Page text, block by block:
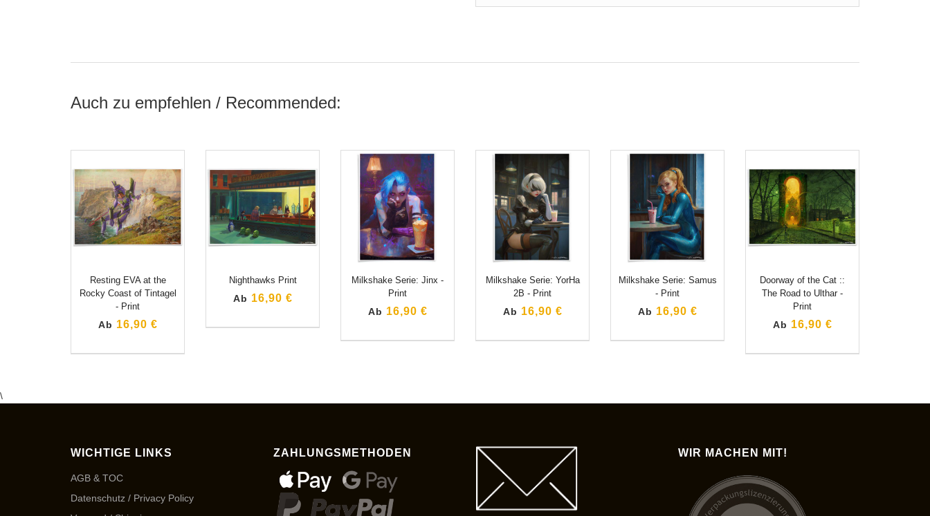
Auch zu empfehlen / Recommended:
Resting EVA at the
Rocky Coast of Tintagel
- Print
Ab 16,90 €
Nighthawks Print
Ab 16,90 €
Milkshake Serie: Jinx -
Print
Ab 16,90 €
Milkshake Serie: YorHa
2B - Print
Ab 16,90 €
Milkshake Serie: Samus
- Print
Ab 16,90 €
Doorway of the Cat ::
The Road to Ulthar -
Print
Ab 16,90 €
\
WICHTIGE LINKS
AGB & TOC
Datenschutz / Privacy Policy
ZAHLUNGSMETHODEN WIR MACHEN MIT!